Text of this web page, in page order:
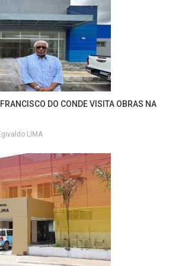
DO CONDE VISITA OBRAS NA
LIMA